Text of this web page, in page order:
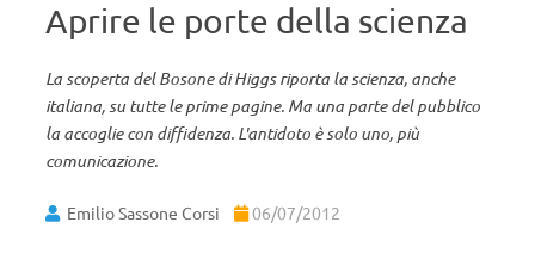
Aprire le porte della scienza
La scoperta del Bosone di Higgs riporta la scienza, anche
italiana, su tutte le prime pagine. Ma una parte del pubblico
la accoglie con diffidenza. L'antidoto è solo uno, più
comunicazione.
Emilio Sassone Corsi 06/07/2012